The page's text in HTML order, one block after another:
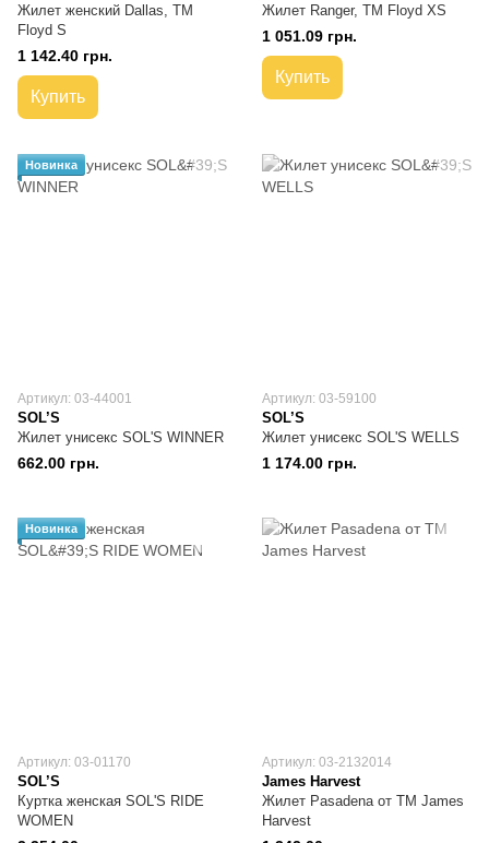
Жилет женский Dallas, TM
Floyd S
1 142.40 грн.
Купить
Жилет Ranger, ТМ Floyd XS
1 051.09 грн.
Купить
Новинка
Артикул: 03-44001
SOL’S
Жилет унисекс SOL'S WINNER
662.00 грн.
Артикул: 03-59100
SOL’S
Жилет унисекс SOL'S WELLS
1 174.00 грн.
Новинка
Артикул: 03-01170
SOL’S
Куртка женская SOL'S RIDE
WOMEN
Артикул: 03-2132014
James Harvest
Жилет Pasadena от ТМ James
Harvest